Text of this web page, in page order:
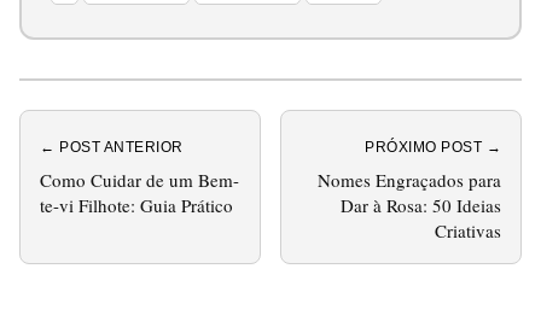
← POST ANTERIOR
Como Cuidar de um Bem-
te-vi Filhote: Guia Prático
PRÓXIMO POST →
Nomes Engraçados para
Dar à Rosa: 50 Ideias
Criativas